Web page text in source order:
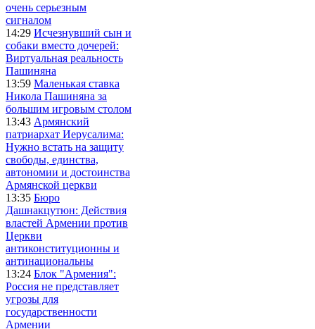
очень серьезным
сигналом
14:29 Исчезнувший сын и
собаки вместо дочерей:
Виртуальная реальность
Пашиняна
13:59 Маленькая ставка
Никола Пашиняна за
большим игровым столом
13:43 Армянский
патриархат Иерусалима:
Нужно встать на защиту
свободы, единства,
автономии и достоинства
Армянской церкви
13:35 Бюро
Дашнакцутюн: Действия
властей Армении против
Церкви
антиконституционны и
антинациональны
13:24 Блок "Армения":
Россия не представляет
угрозы для
государственности
Армении